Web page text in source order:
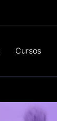
Cursos